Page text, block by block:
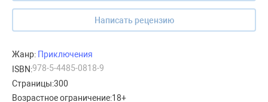
Написать рецензию
Жанр: Приключения
ISBN:978-5-4485-0818-9
Страницы:300
Возрастное ограничение:18+